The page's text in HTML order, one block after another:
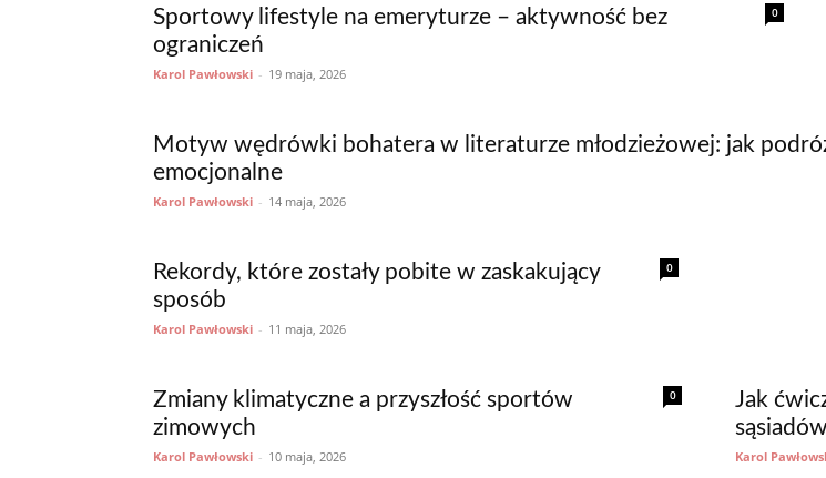
0
Sportowy lifestyle na emeryturze – aktywność bez
ograniczeń
Karol Pawłowski - 19 maja, 2026
Motyw wędrówki bohatera w literaturze młodzieżowej: jak
emocjonalne
Karol Pawłowski - 14 maja, 2026
0
Rekordy, które zostały pobite w zaskakujący
sposób
Karol Pawłowski - 11 maja, 2026
0
Zmiany klimatyczne a przyszłość sportów
zimowych
Karol Pawłowski - 10 maja, 2026
Jak
sąsiadów
Karol